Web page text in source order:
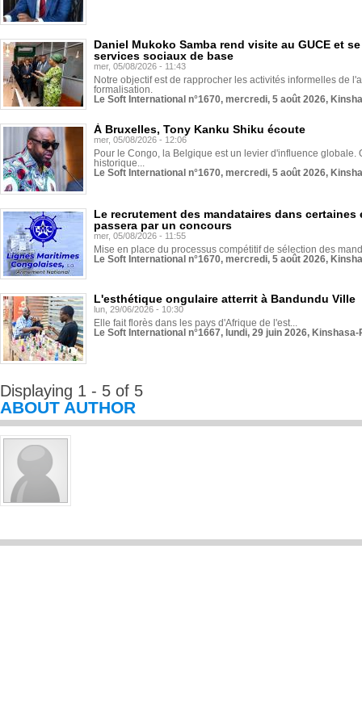
Daniel Mukoko Samba rend visite au GUCE et
services sociaux de base
mer, 05/08/2026 - 11:43
Notre objectif est de rapprocher les activités informelles de
formalisation.
Le Soft International n°1670, mercredi, 5 août 2026,
À Bruxelles, Tony Kanku Shiku écoute
mer, 05/08/2026 - 12:06
Pour le Congo, la Belgique est un levier d'influence globale.
historique...
Le Soft International n°1670, mercredi, 5 août 2026,
Le recrutement des mandataires dans
passera par un concours
mer, 05/08/2026 - 11:55
Mise en place du processus compétitif de sélection des
Le Soft International n°1670, mercredi, 5 août 2026,
L'esthétique ongulaire atterrit à Bandundu Ville
lun, 29/06/2026 - 10:30
Elle fait florès dans les pays d'Afrique de l'est...
Le Soft International n°1667, lundi, 29 juin 2026,
Displaying 1 - 5 of 5
ABOUT AUTHOR